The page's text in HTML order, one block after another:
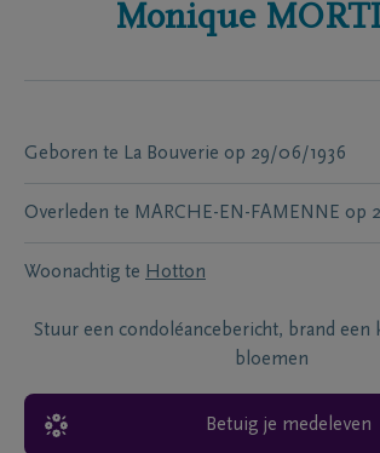
Monique
Geboren te La Bouverie op 29/06/1936
Overleden te MARCHE-EN-FAMENNE op
Woonachtig te Hotton
Stuur een condoléancebericht, brand een
bloemen
Betuig je medeleven